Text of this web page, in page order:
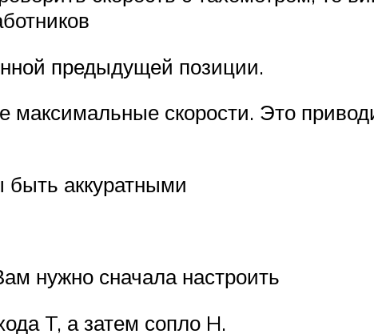
предыдущей позиции.
скорости. Это
аккуратными
нужно сначала настроить
T, а затем сопло H.